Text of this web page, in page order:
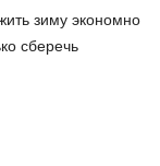
зиму экономно
сберечь